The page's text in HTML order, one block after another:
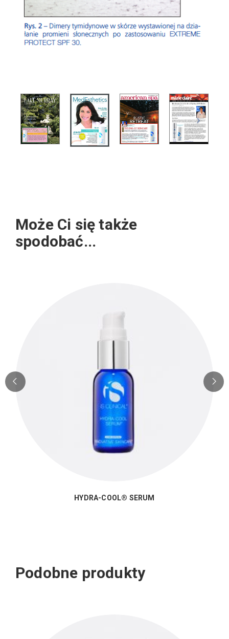
Może Ci się także
spodobać...
HYDRA-COOL® SERUM
Podobne produkty